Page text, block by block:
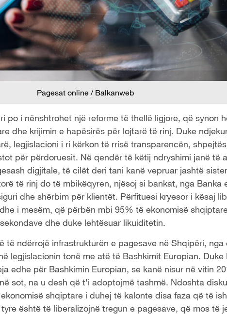
Pagesat online / Balkanweb
po i nënshtrohet një reforme të thellë ligjore, që synon
dhe krijimin e hapësirës për lojtarë të rinj. Duke
legjislacioni i ri kërkon të rrisë transparencën,
për përdoruesit. Në qendër të këtij ndryshimi janë të
digjitale, të cilët deri tani kanë vepruar jashtë
të rinj do të mbikëqyren, njësoj si bankat, nga Banka
dhe shërbim për klientët. Përfituesi kryesor i kësaj
i mesëm, që përbën mbi 95% të ekonomisë
dhe duke lehtësuar likuiditetin.
të ndërrojë infrastrukturën e pagesave në Shqipëri, nga
legjislacionin tonë me atë të Bashkimit Europian. Duke
edhe për Bashkimin Europian, se kanë nisur në vitin
sot, na u desh që t'i adoptojmë tashmë. Ndoshta
shqiptare i duhej të kalonte disa faza që të
është të liberalizojnë tregun e pagesave, që mos të